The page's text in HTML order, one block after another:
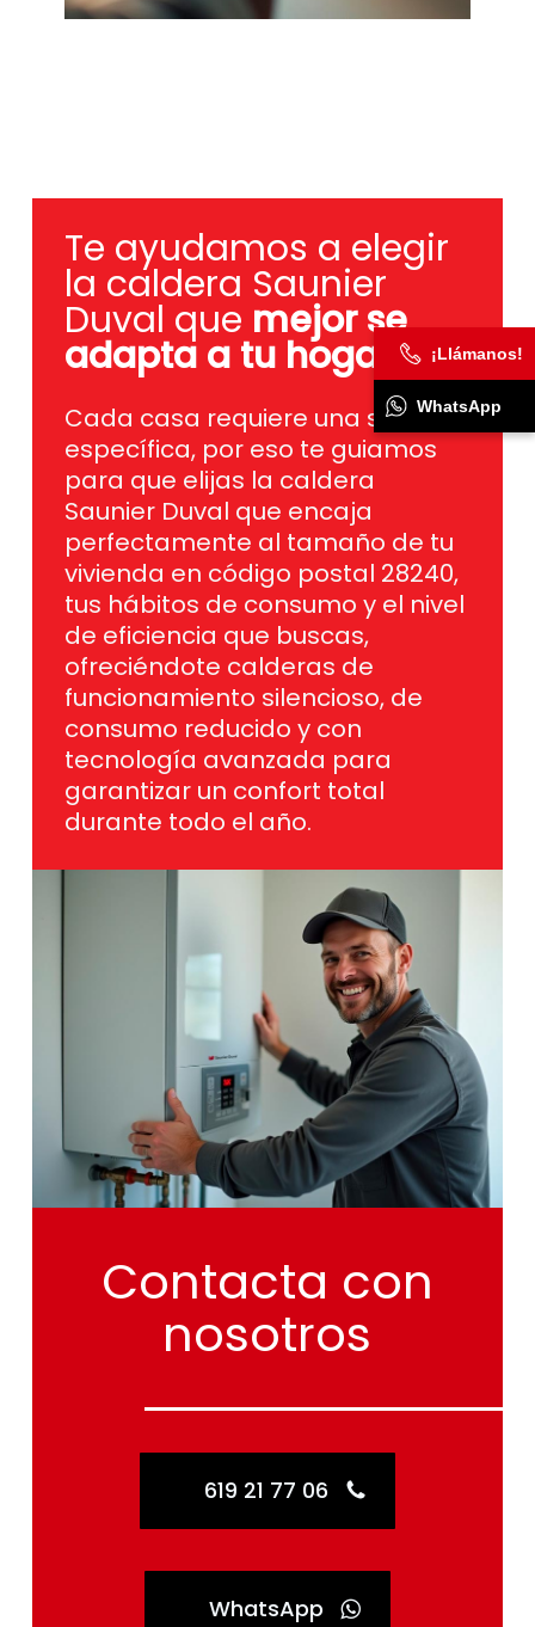
Te ayudamos a elegir
la caldera Saunier
Duval quemejor se
adapta a tu hogar.
Cada casa requiere una solución
específica, por eso te guiamos
para que elijas la caldera
Saunier Duval que encaja
perfectamente al tamaño de tu
vivienda en código postal 28240,
tus hábitos de consumo y el nivel
de eficiencia que buscas,
ofreciéndote calderas de
funcionamiento silencioso, de
consumo reducido y con
tecnología avanzada para
garantizar un confort total
durante todo el año.
nosotros
619 21 77 06
WhatsApp
¡Llámanos!
WhatsApp